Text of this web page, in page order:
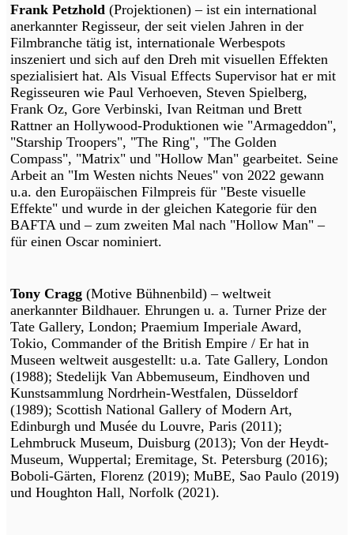
Frank Petzhold (Projektionen) – ist ein international
anerkannter Regisseur, der seit vielen Jahren in der
Filmbranche tätig ist, internationale Werbespots
inszeniert und sich auf den Dreh mit visuellen Effekten
spezialisiert hat. Als Visual Effects Supervisor hat er mit
Regisseuren wie Paul Verhoeven, Steven Spielberg,
Frank Oz, Gore Verbinski, Ivan Reitman und Brett
Rattner an Hollywood-Produktionen wie "Armageddon",
"Starship Troopers", "The Ring", "The Golden
Compass", "Matrix" und "Hollow Man" gearbeitet. Seine
Arbeit an "Im Westen nichts Neues" von 2022 gewann
u.a. den Europäischen Filmpreis für "Beste visuelle
Effekte" und wurde in der gleichen Kategorie für den
BAFTA und – zum zweiten Mal nach "Hollow Man" –
für einen Oscar nominiert.
Tony Cragg (Motive Bühnenbild) – weltweit
anerkannter Bildhauer. Ehrungen u. a. Turner Prize der
Tate Gallery, London; Praemium Imperiale Award,
Tokio, Commander of the British Empire / Er hat in
Museen weltweit ausgestellt: u.a. Tate Gallery, London
(1988); Stedelijk Van Abbemuseum, Eindhoven und
Kunstsammlung Nordrhein-Westfalen, Düsseldorf
(1989); Scottish National Gallery of Modern Art,
Edinburgh und Musée du Louvre, Paris (2011);
Lehmbruck Museum, Duisburg (2013); Von der Heydt-
Museum, Wuppertal; Eremitage, St. Petersburg (2016);
Boboli-Gärten, Florenz (2019); MuBE, Sao Paulo (2019)
und Houghton Hall, Norfolk (2021).